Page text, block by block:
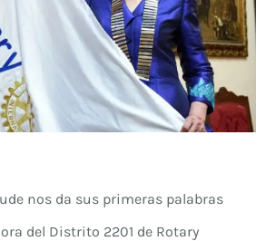
nos da sus primeras palabras
del Distrito 2201 de Rotary